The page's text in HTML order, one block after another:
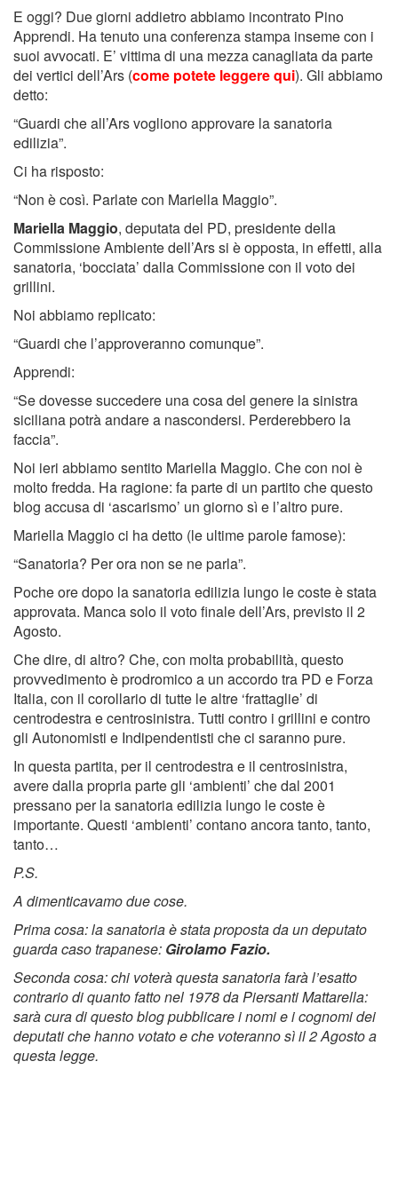
E oggi? Due giorni addietro abbiamo incontrato Pino
Apprendi. Ha tenuto una conferenza stampa inseme con i
suoi avvocati. E’ vittima di una mezza canagliata da parte
dei vertici dell’Ars (come potete leggere qui). Gli abbiamo
detto:
“Guardi che all’Ars vogliono approvare la sanatoria
edilizia”.
Ci ha risposto:
“Non è così. Parlate con Mariella Maggio”.
Mariella Maggio, deputata del PD, presidente della
Commissione Ambiente dell’Ars si è opposta, in effetti, alla
sanatoria, ‘bocciata’ dalla Commissione con il voto dei
grillini.
Noi abbiamo replicato:
“Guardi che l’approveranno comunque”.
Apprendi:
“Se dovesse succedere una cosa del genere la sinistra
siciliana potrà andare a nascondersi. Perderebbero la
faccia”.
Noi ieri abbiamo sentito Mariella Maggio. Che con noi è
molto fredda. Ha ragione: fa parte di un partito che questo
blog accusa di ‘ascarismo’ un giorno sì e l’altro pure.
Mariella Maggio ci ha detto (le ultime parole famose):
“Sanatoria? Per ora non se ne parla”.
Poche ore dopo la sanatoria edilizia lungo le coste è stata
approvata. Manca solo il voto finale dell’Ars, previsto il 2
Agosto.
Che dire, di altro? Che, con molta probabilità, questo
provvedimento è prodromico a un accordo tra PD e Forza
Italia, con il corollario di tutte le altre ‘frattaglie’ di
centrodestra e centrosinistra. Tutti contro i grillini e contro
gli Autonomisti e Indipendentisti che ci saranno pure.
In questa partita, per il centrodestra e il centrosinistra,
avere dalla propria parte gli ‘ambienti’ che dal 2001
pressano per la sanatoria edilizia lungo le coste è
importante. Questi ‘ambienti’ contano ancora tanto, tanto,
tanto…
P.S.
A dimenticavamo due cose.
Prima cosa: la sanatoria è stata proposta da un deputato
guarda caso trapanese: Girolamo Fazio.
Seconda cosa: chi voterà questa sanatoria farà l’esatto
contrario di quanto fatto nel 1978 da Piersanti Mattarella:
sarà cura di questo blog pubblicare i nomi e i cognomi dei
deputati che hanno votato e che voteranno sì il 2 Agosto a
questa legge.